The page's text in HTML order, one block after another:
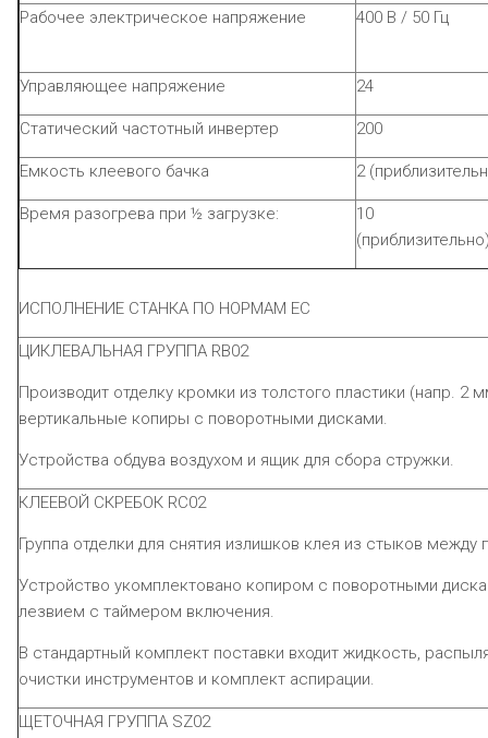
Рабочее электрическое напряжение 400 В / 50 Гц
Управляющее напряжение 24
Статический частотный инвертер 200
Емкость клеевого бачка 2
Время разогрева при ½ загрузке:
10
ИСПОЛНЕНИЕ СТАНКА ПО НОРМАМ ЕС
ЦИКЛЕВАЛЬНАЯ ГРУППА RB02
Производит отделку кромки из толстого пластики (напр. 2
вертикальные копиры с поворотными дисками.
Устройства обдува воздухом и ящик для сбора стружки.
КЛЕЕВОЙ СКРЕБОК RC02
Группа отделки для снятия излишков клея из стыков
Устройство укомплектовано копиром с поворотными
лезвием с таймером включения.
В стандартный комплект поставки входит жидкость,
очистки инструментов и комплект аспирации.
ЩЕТОЧНАЯ ГРУППА SZ02